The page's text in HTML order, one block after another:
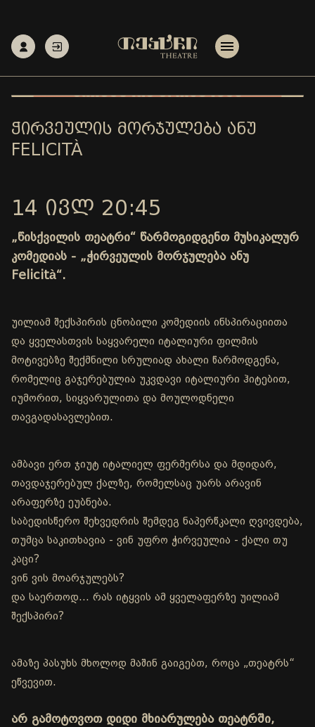
ᲭᲘᲠᲕᲔᲣᲚᲘᲡ ᲛᲝᲠᲯᲣᲚᲔᲑᲐ ᲐᲜᲣ
FELICITÀ
14 ᲘᲕᲚ 20:45
„წისქვილის თეატრი“ წარმოგიდგენთ მუსიკალურ
კომედიას - „ჭირვეულის მორჯულება ანუ
Felicità“.
უილიამ შექსპირის ცნობილი კომედიის ინსპირაციითა
და ყველასთვის საყვარელი იტალიური ფილმის
მოტივებზე შექმნილი სრულიად ახალი წარმოდგენა,
რომელიც გაჯერებულია უკვდავი იტალიური ჰიტებით,
იუმორით, სიყვარულითა და მოულოდნელი
თავგადასავლებით.
ამბავი ერთ ჯიუტ იტალიელ ფერმერსა და მდიდარ,
თავდაჯერებულ ქალზე, რომელსაც უარს არავინ
არაფერზე ეუბნება.
საბედისწერო შეხვედრის შემდეგ ნაპერწკალი ღვივდება,
თუმცა საკითხავია - ვინ უფრო ჭირვეულია - ქალი თუ
კაცი?
ვინ ვის მოარჯულებს?
და საერთოდ… რას იტყვის ამ ყველაფერზე უილიამ
შექსპირი?
ამაზე პასუხს მხოლოდ მაშინ გაიგებთ, როცა „თეატრს“
ეწვევით.
არ გამოტოვოთ დიდი მხიარულება თეატრში,